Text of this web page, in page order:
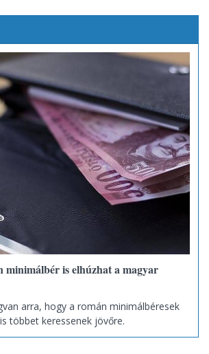
minimálbér is elhúzhat a magyar
arra, hogy a román minimálbéresek
többet keressenek jövőre.